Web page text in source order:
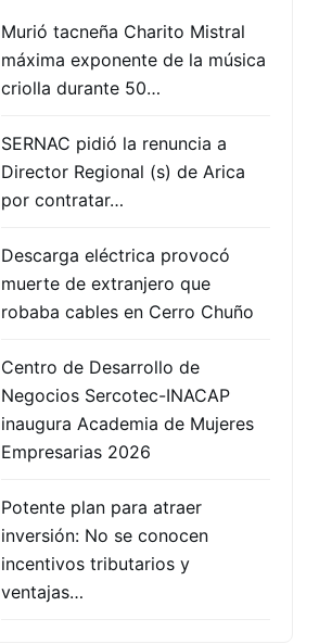
Murió tacneña Charito Mistral
máxima exponente de la música
criolla durante 50…
SERNAC pidió la renuncia a
Director Regional (s) de Arica
por contratar…
Descarga eléctrica provocó
muerte de extranjero que
robaba cables en Cerro Chuño
Centro de Desarrollo de
Negocios Sercotec-INACAP
inaugura Academia de Mujeres
Empresarias 2026
Potente plan para atraer
inversión: No se conocen
incentivos tributarios y
ventajas…